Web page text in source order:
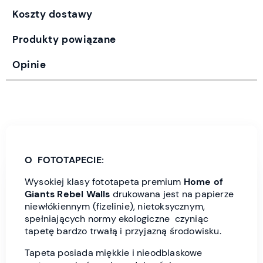
Koszty dostawy
Produkty powiązane
Opinie
O FOTOTAPECIE:
Wysokiej klasy fototapeta premium Home of
Giants Rebel Walls drukowana jest na papierze
niewłókiennym (fizelinie), nietoksycznym,
spełniających normy ekologiczne czyniąc
tapetę bardzo trwałą i przyjazną środowisku.
Tapeta posiada miękkie i nieodblaskowe